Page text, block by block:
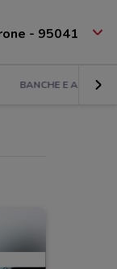
- 95041
BANCHE E